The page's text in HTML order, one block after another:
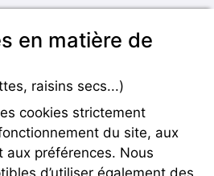
en matière de
raisins secs...)
cookies strictement
du site, aux
aux préférences. Nous
d’utiliser également des